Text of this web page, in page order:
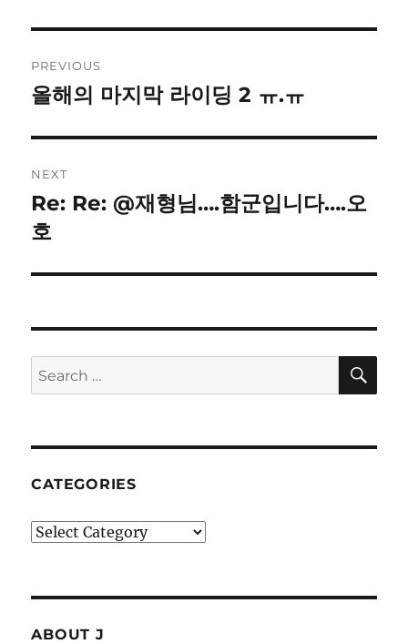
navigation
PREVIOUS
Previous
올해의 마지막 라이딩 2 ㅠ.ㅠ
NEXT
Next
post:
Re: Re: @재형님….함군입니다….오
호
Search
for:
CATEGORIES
Categories
ABOUT J